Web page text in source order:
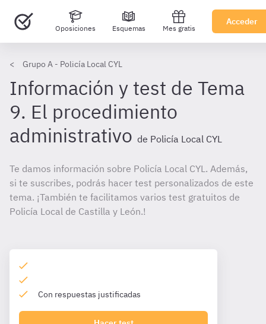
Oposiciones Esquemas Mes gratis
Acceder
Grupo A - Policía Local CYL
Información y test de Tema
9. El procedimiento
administrativo de Policía Local CYL
Te damos información sobre Policía Local CYL. Además,
si te suscribes, podrás hacer test personalizados de este
tema. ¡También te facilitamos varios test gratuitos de
Policía Local de Castilla y León.!
Con respuestas justificadas